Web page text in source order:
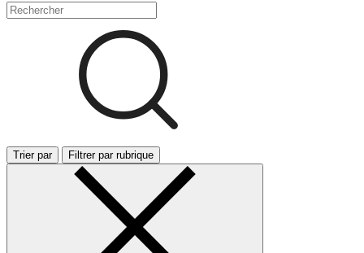
Trier par Filtrer par rubrique